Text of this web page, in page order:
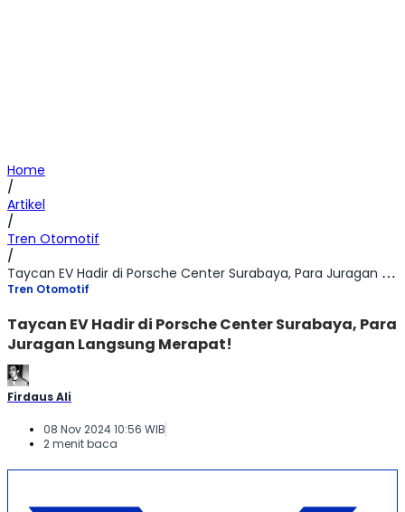
Home
/
Artikel
/
Tren Otomotif
/
Taycan EV Hadir di Porsche Center Surabaya, Para Juragan Langsung Merapat!
Tren Otomotif
Taycan EV Hadir di Porsche Center Surabaya, Para
Juragan Langsung Merapat!
Firdaus Ali
08 Nov 2024 10:56 WIB
2 menit baca